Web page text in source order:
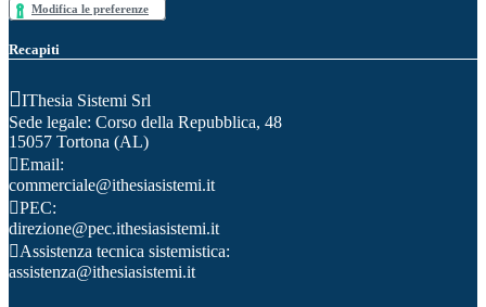
Modifica le preferenze
Recapiti
IThesia Sistemi Srl
Sede legale: Corso della Repubblica, 48
15057 Tortona (AL)
Email:
commerciale@ithesiasistemi.it
PEC:
direzione@pec.ithesiasistemi.it
Assistenza tecnica sistemistica:
assistenza@ithesiasistemi.it